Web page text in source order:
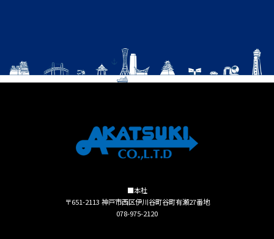
■本社
〒651-2113 神戸市西区伊川谷町谷町有瀬27番地
078-975-2120